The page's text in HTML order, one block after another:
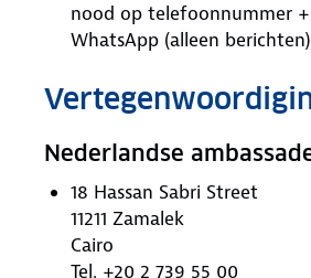
nood op telefoonnummer
WhatsApp (alleen
Nederlandse
18 Hassan Sabri Street
11211 Zamalek
Cairo
Tel. +20 2 739 55 00